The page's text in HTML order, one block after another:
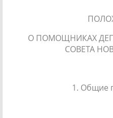
О ПОМОЩНИКАХ
СОВЕТА
1. Общие